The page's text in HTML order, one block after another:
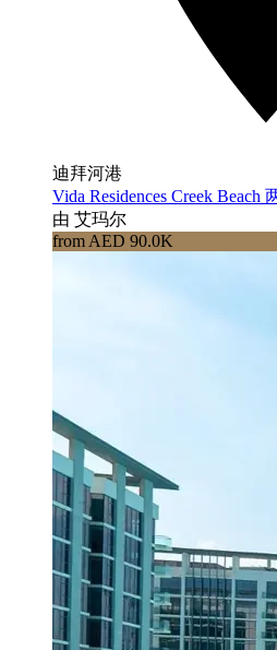
迪拜河港
Vida Residences Creek Beach
由 艾玛尔
from AED 90.0K